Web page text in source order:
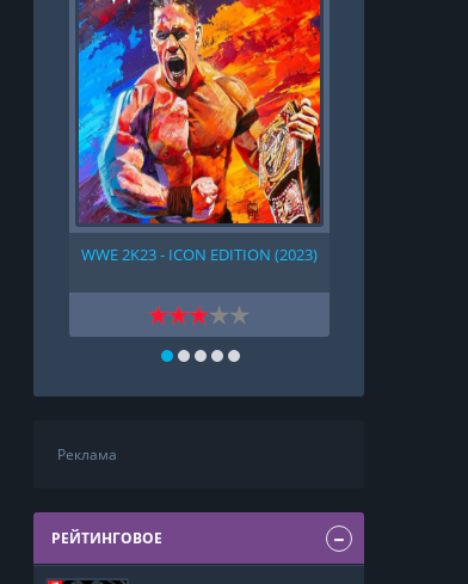
WWE 2K23 - ICON EDITION (2023)
Реклама
РЕЙТИНГОВОЕ